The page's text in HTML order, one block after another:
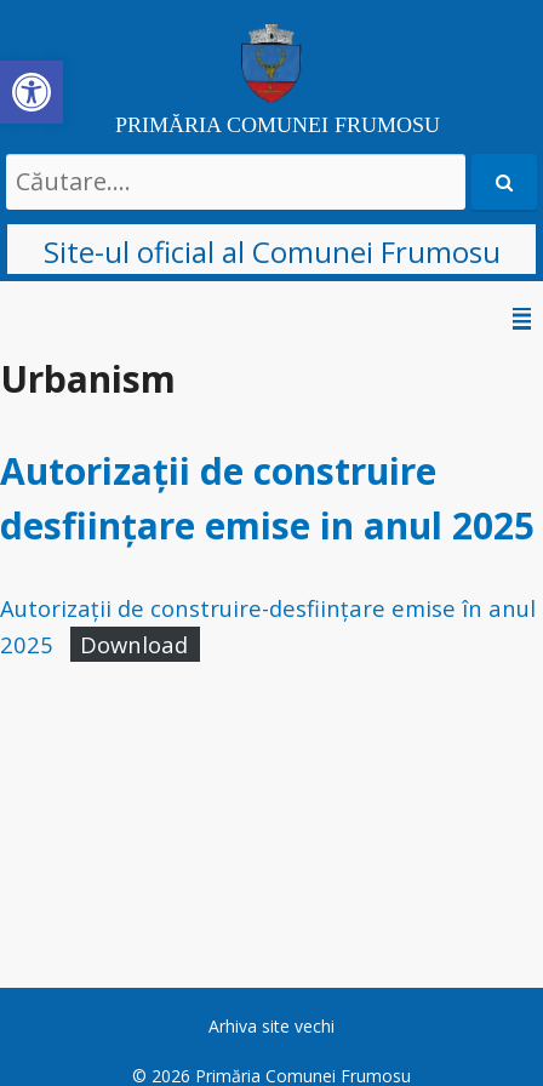
Deschide bara de unelte
PRIMĂRIA COMUNEI FRUMOSU
Search
for:
Site-ul oficial al Comunei Frumosu
conținut
Urbanism
Autorizații de construire
desființare emise in anul 2025
Autorizații de construire-desființare emise în anul
2025
Download
Arhiva site vechi
© 2026 Primăria Comunei Frumosu